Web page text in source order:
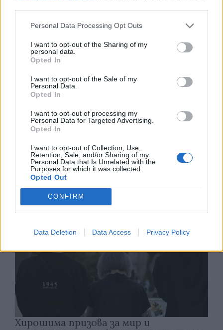
Personal Data Processing Opt Outs
I want to opt-out of the Sharing of my
personal data.
Opted In
I want to opt-out of the Sale of my
Personal Data.
Opted In
I want to opt-out of processing my
Personal Data for Targeted Advertising.
Opted In
I want to opt-out of Collection, Use,
Retention, Sale, and/or Sharing of my
Personal Data that Is Unrelated with the
Purposes for which it was collected.
Opted Out
CONFIRM
Data Deletion Data Access Privacy Policy
Франция ще забрани рекламните
абонатите от 11 август
07.08.2026 / 14:30
Хирошима призова за мир и